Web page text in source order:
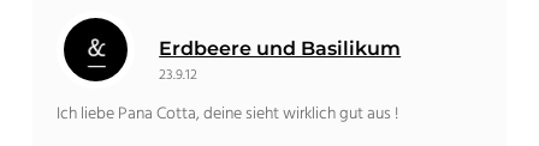
Erdbeere und Basilikum
23.9.12
Ich liebe Pana Cotta, deine sieht wirklich gut aus !